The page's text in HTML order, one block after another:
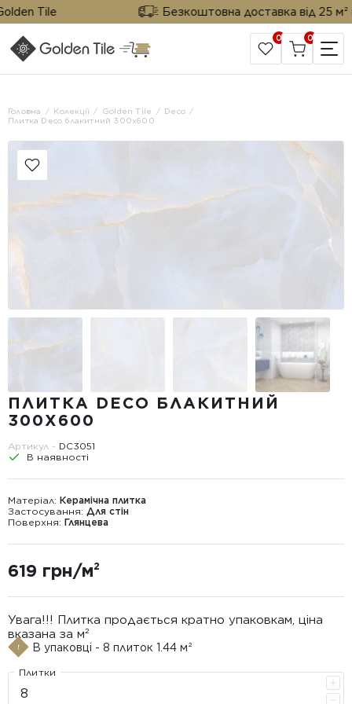
Tile Безкоштовна доставка від 25 м²
САЙТ КОМПАНІЇ
0 0
Головна Колекції Golden Tile
Deco
Плитка Deco блакитний 300x600
ПЛИТКА DECO БЛАКИТНИЙ
300X600
Артикул - DC3051
В наявності
Матеріал: Керамічна плитка
Застосування: Для стін
Поверхня: Глянцева
619 грн/м²
Увага!!! Плитка продається кратно упаковкам, ціна
вказана за м²
В упаковці - 8 плиток 1.44 м²
Плитки